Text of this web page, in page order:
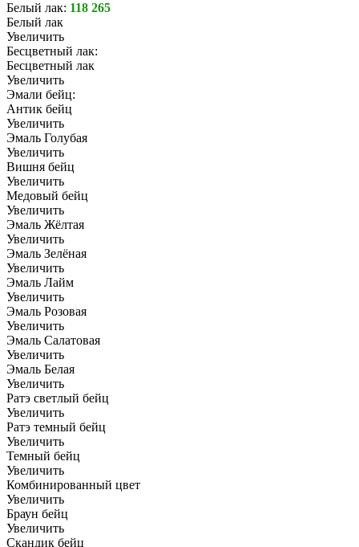
Белый лак: 118 265
Белый лак
Увеличить
Бесцветный лак:
Бесцветный лак
Увеличить
Эмали бейц:
Антик бейц
Увеличить
Эмаль Голубая
Увеличить
Вишня бейц
Увеличить
Медовый бейц
Увеличить
Эмаль Жёлтая
Увеличить
Эмаль Зелёная
Увеличить
Эмаль Лайм
Увеличить
Эмаль Розовая
Увеличить
Эмаль Салатовая
Увеличить
Эмаль Белая
Увеличить
Ратэ светлый бейц
Увеличить
Ратэ темный бейц
Увеличить
Темный бейц
Увеличить
Комбинированный цвет
Увеличить
Браун бейц
Увеличить
Скандик бейц